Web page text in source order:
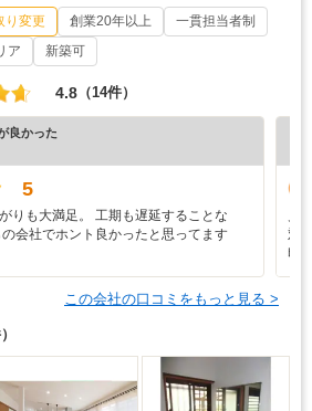
り変更 創業20年以上
一貫担当者制
ア 新築可
4.8 （14件）
良かった
5
りも大満足。 工期も遅延することな
会社でホント良かったと思ってます
対
印
この会社の口コミをもっと見る >